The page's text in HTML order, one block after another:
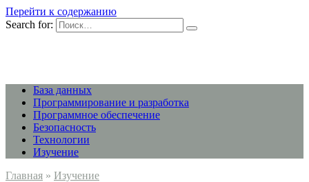
Перейти к содержанию
Search for:
База данных
Программирование и разработка
Программное обеспечение
Безопасность
Технологии
Изучение
Главная » Изучение